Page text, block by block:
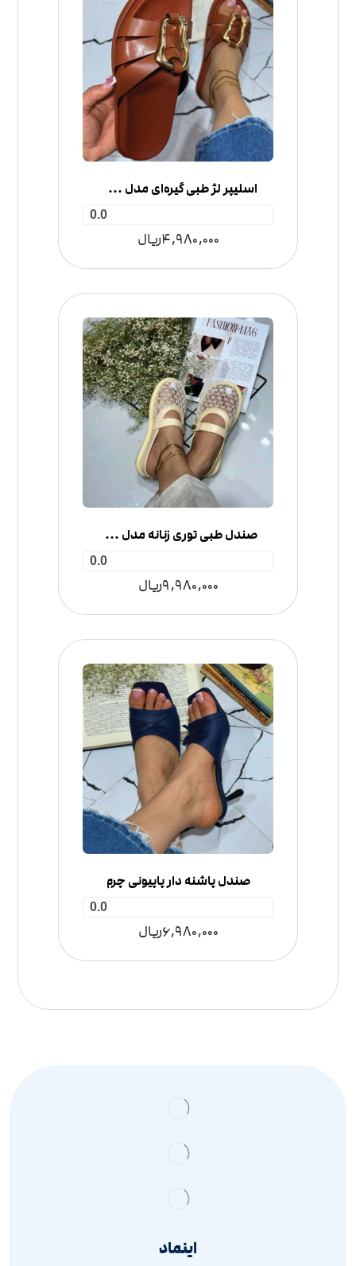
اسلیپر لژ طبی گیره‌ای مدل 3 بند
0.0
4,980,000ریال
صندل طبی توری زنانه مدل جلوبسته
0.0
9,980,000ریال
صندل پاشنه دار پاپیونی چرم
0.0
6,980,000ریال
اینماد